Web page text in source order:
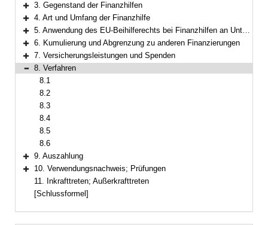
Bereich erweitern
3. Gegenstand der Finanzhilfen
Bereich erweitern
4. Art und Umfang der Finanzhilfe
Bereich erweitern
5. Anwendung des EU-Beihilferechts bei Finanzhilfen an Unternehmen
Bereich erweitern
6. Kumulierung und Abgrenzung zu anderen Finanzierungen
Bereich erweitern
7. Versicherungsleistungen und Spenden
Bereich reduzieren
8. Verfahren
8.1
8.2
8.3
8.4
8.5
8.6
Bereich erweitern
9. Auszahlung
Bereich erweitern
10. Verwendungsnachweis; Prüfungen
11. Inkrafttreten; Außerkrafttreten
[Schlussformel]